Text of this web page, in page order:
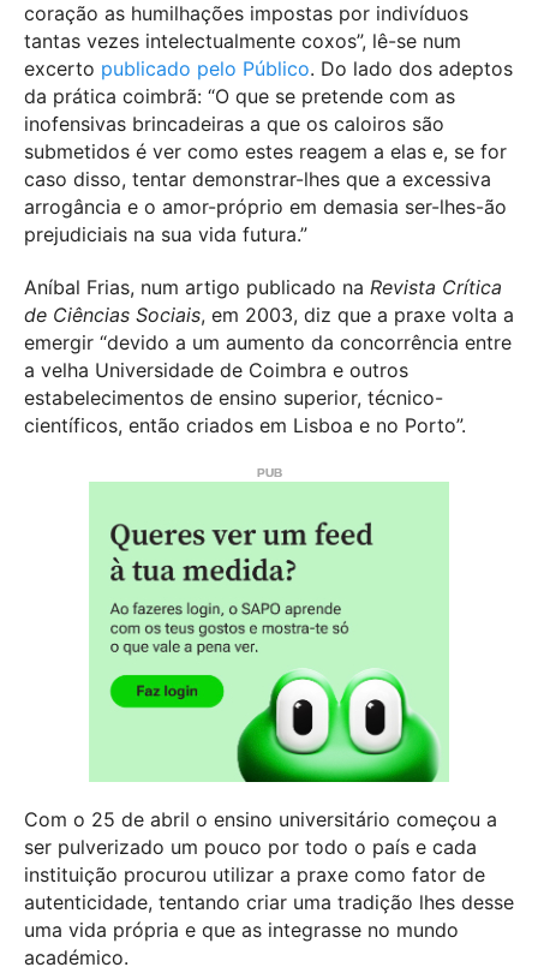
coração as humilhações impostas por indivíduos
tantas vezes intelectualmente coxos”, lê-se num
excerto publicado pelo Público. Do lado dos adeptos
da prática coimbrã: “O que se pretende com as
inofensivas brincadeiras a que os caloiros são
submetidos é ver como estes reagem a elas e, se for
caso disso, tentar demonstrar-lhes que a excessiva
arrogância e o amor-próprio em demasia ser-lhes-ão
prejudiciais na sua vida futura.”
Aníbal Frias, num artigo publicado na Revista Crítica
de Ciências Sociais, em 2003, diz que a praxe volta a
emergir “devido a um aumento da concorrência entre
a velha Universidade de Coimbra e outros
estabelecimentos de ensino superior, técnico-
científicos, então criados em Lisboa e no Porto”.
Com o 25 de abril o ensino universitário começou a
ser pulverizado um pouco por todo o país e cada
instituição procurou utilizar a praxe como fator de
autenticidade, tentando criar uma tradição lhes desse
uma vida própria e que as integrasse no mundo
académico.